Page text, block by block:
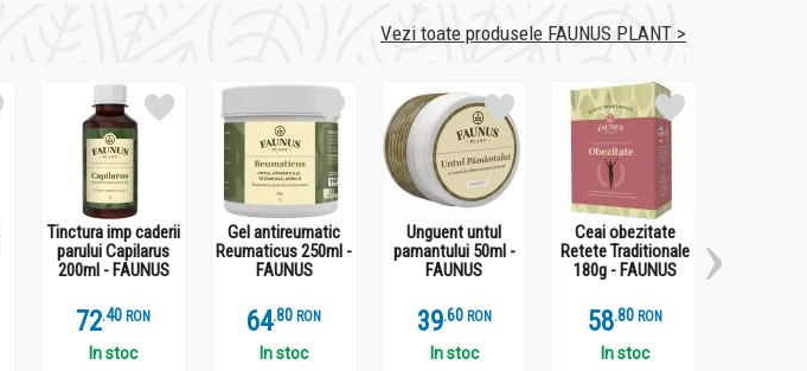
Vezi toate produsele FAUNUS PLANT >
Tinctura imp caderii
parului Capilarus
200ml - FAUNUS
72.4 RON
In stoc
Gel antireumatic
Reumaticus 250ml -
FAUNUS
64.8 RON
In stoc
Unguent untul
pamantului 50ml -
FAUNUS
39.6 RON
In stoc
Ceai obezitate
Retete Traditionale
180g - FAUNUS
58.8 RON
In stoc